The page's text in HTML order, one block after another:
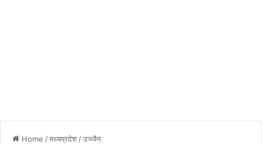
Home /मध्यप्रदेश /उज्जैन